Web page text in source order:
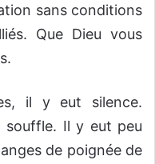
sans conditions
Que Dieu vous
il y eut silence.
souffle. Il y eut peu
de poignée de